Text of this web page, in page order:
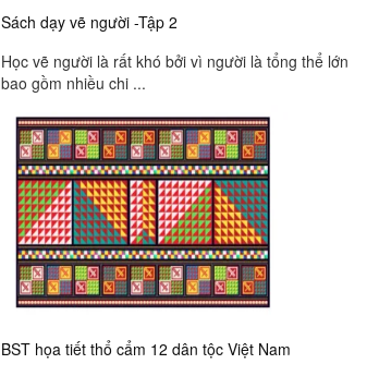
Sách dạy vẽ người -Tập 2
Học vẽ người là rất khó bởi vì người là tổng thể lớn
bao gồm nhiều chi ...
BST họa tiết thổ cẩm 12 dân tộc Việt Nam